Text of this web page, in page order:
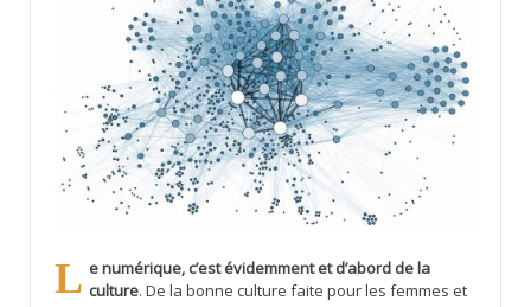
Le numérique, c’est évidemment et d’abord de la culture. De la bonne culture faite pour les femmes et